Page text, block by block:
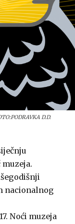
D.D.
nacionalnog
Noći muzeja